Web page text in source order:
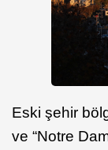
Eski şehir
ve “Notre